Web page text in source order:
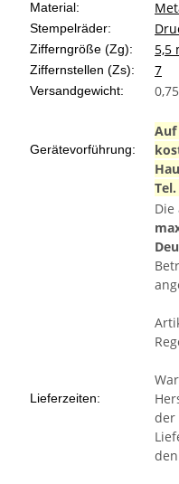
Material:
Stempelräder:
Zifferngröße (Zg): 5,5
Ziffernstellen (Zs): 7
Versandgewicht:
Gerätevorführung:
Auf
Lieferzeiten:
Die
der